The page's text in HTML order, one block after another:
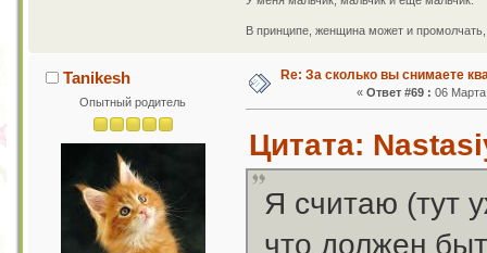
В принципе, женщина может и
Tanikesh
Опытный родитель
Re: За сколько вы снимаете
«Ответ #69 : 06
Цитата:
Я считаю (тут
что должен